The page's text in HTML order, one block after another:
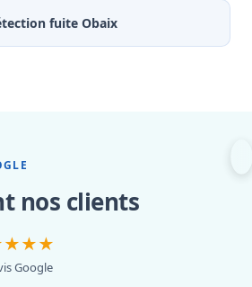
fuite Obaix
nos clients
Google